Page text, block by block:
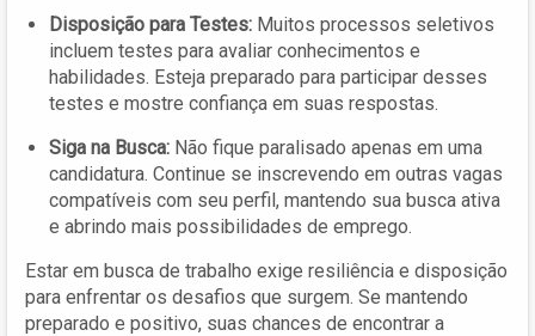
Disposição para Testes: Muitos processos seletivos
incluem testes para avaliar conhecimentos e
habilidades. Esteja preparado para participar desses
testes e mostre confiança em suas respostas.
Siga na Busca: Não fique paralisado apenas em uma
candidatura. Continue se inscrevendo em outras vagas
compatíveis com seu perfil, mantendo sua busca ativa
e abrindo mais possibilidades de emprego.
Estar em busca de trabalho exige resiliência e disposição
para enfrentar os desafios que surgem. Se mantendo
preparado e positivo, suas chances de encontrar a